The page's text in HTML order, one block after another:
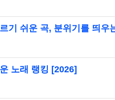
기 쉬운 곡, 분위기를 띄우
노래 랭킹 [2026]